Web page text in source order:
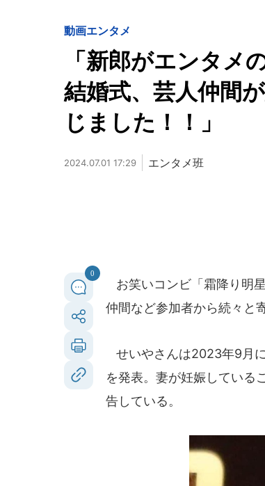
動画エンタメ
「新郎がエンタメ
結婚式、芸人仲間
じました！！」
2024.07.01 17:29 エンタメ班
0
お笑いコンビ「霜降り明
仲間など参加者から続々と
せいやさんは2023年9月
を発表。妻が妊娠している
告している。